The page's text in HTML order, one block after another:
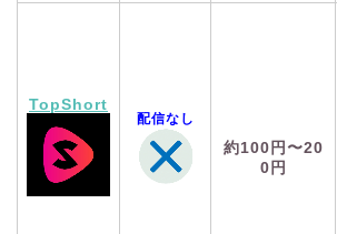
TopShort
配信なし
約100円〜20
0円